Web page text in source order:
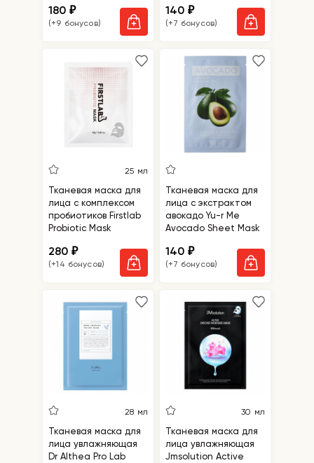
Mask
180₽
(+9 бонусов)
140₽
(+7 бонусов)
25 мл
Тканевая маска для
лица с комплексом
пробиотиков Firstlab
Probiotic Mask
280₽
(+14 бонусов)
Тканевая маска для
лица с экстрактом
авокадо Yu-r Me
Avocado Sheet Mask
140₽
(+7 бонусов)
28 мл
Тканевая маска для
лица увлажняющая
Dr Althea Pro Lab
30 мл
Тканевая маска для
лица увлажняющая
Jmsolution Active